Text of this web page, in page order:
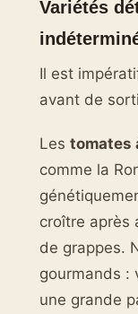
Variétés
Il est
avant de
Les tomates
comme la
croître après
de grappes.
gourmands :
une grande